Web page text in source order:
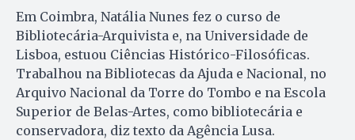
Em Coimbra, Natália Nunes fez o curso de
Bibliotecária-Arquivista e, na Universidade de
Lisboa, estuou Ciências Histórico-Filosóficas.
Trabalhou na Bibliotecas da Ajuda e Nacional, no
Arquivo Nacional da Torre do Tombo e na Escola
Superior de Belas-Artes, como bibliotecária e
conservadora, diz texto da Agência Lusa.